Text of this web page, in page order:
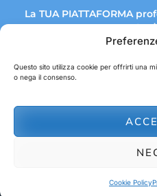
Questo sito utilizza cookie per offrirti una
o nega il consenso.
Cookie Policy
La TUA PIATTAFORMA
mercato
Link rapidi:
© 2026 GDOData.it - PR Italia